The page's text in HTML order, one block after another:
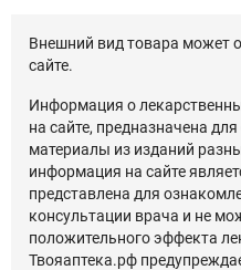
Внешний вид товара может
сайте.
Информация о
на сайте, предназначена
материалы из изданий
информация на сайте
представлена для
консультации врача и не
положительного эффекта
Твояаптека.рф